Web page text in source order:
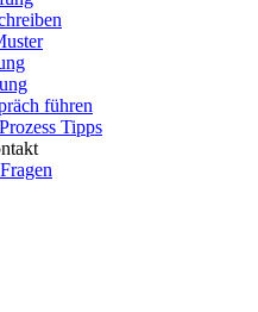
führen
Tipps